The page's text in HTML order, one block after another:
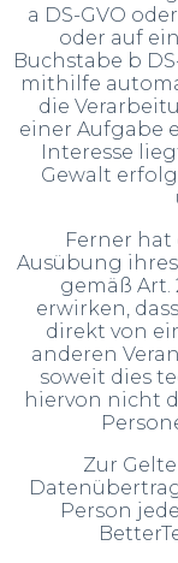
a DS-GVO
oder auf
Buchstabe b
mithilfe
die
einer Aufgabe
Interesse
Gewalt
Ferner
Ausübung
gemäß Art.
erwirken,
direkt von
anderen
soweit dies
hiervon nicht
Zur
Person